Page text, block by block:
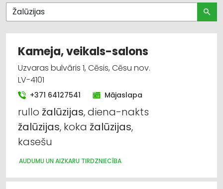
Žalūzijas, aizkaru stieņi
Audumu un aizkaru tirdzniecība
Mēbeļu tirdzniecība
Trauki
Suvenīri, dāvanas
Apgaismes tehnikas tirdzniecība
Kameja, veikals-salons
Uzvaras bulvāris 1, Cēsis, Cēsu nov.
LV-4101
+371 64127541 Mājaslapa
rullo žalūzijas, diena-nakts
žalūzijas, koka žalūzijas,
kasešu
AUDUMU UN AIZKARU TIRDZNIECĪBA